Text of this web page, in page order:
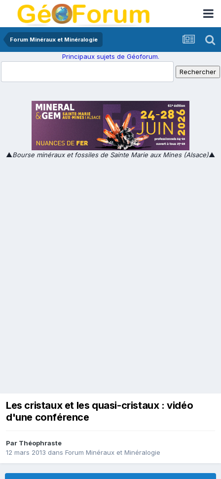
Forum Minéraux et Minéralogie
Principaux sujets de Géoforum.
▲Bourse minéraux et fossiles de Sainte Marie aux Mines (Alsace)▲
Les cristaux et les quasi-cristaux : vidéo
d'une conférence
Par Théophraste
12 mars 2013 dans Forum Minéraux et Minéralogie